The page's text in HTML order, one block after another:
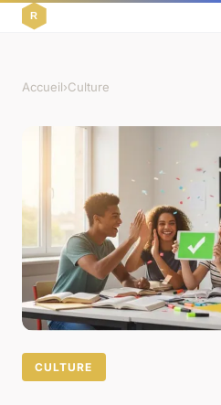
Accueil›Culture
CULTURE